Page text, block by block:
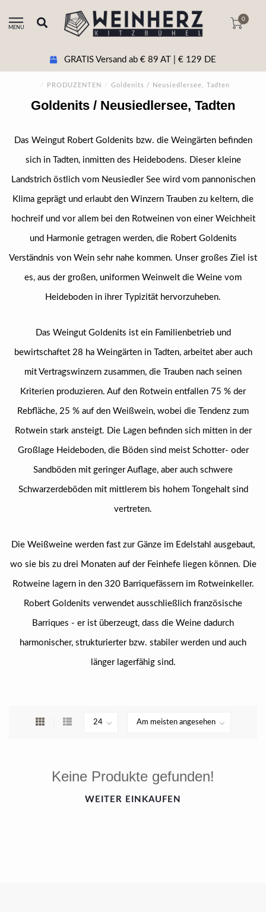
MENU
0
GRATIS Versand ab € 89 AT | € 129 DE
/ PRODUZENTEN / Goldenits / Neusiedlersee, Tadten
Goldenits / Neusiedlersee, Tadten
Das Weingut Robert Goldenits bzw. die Weingärten befinden
sich in Tadten, inmitten des Heidebodens. Dieser kleine
Landstrich östlich vom Neusiedler See wird vom pannonischen
Klima geprägt und erlaubt den Winzern Trauben zu keltern, die
hochreif und vor allem bei den Rotweinen von einer Weichheit
und Harmonie getragen werden, die Robert Goldenits
Verständnis von Wein sehr nahe kommen. Unser großes Ziel ist
es, aus der großen, uniformen Weinwelt die Weine vom
Heideboden in ihrer Typizität hervorzuheben.
Das Weingut Goldenits ist ein Familienbetrieb und
bewirtschaftet 28 ha Weingärten in Tadten, arbeitet aber auch
mit Vertragswinzern zusammen, die Trauben nach seinen
Kriterien produzieren. Auf den Rotwein entfallen 75 % der
Rebfläche, 25 % auf den Weißwein, wobei die Tendenz zum
Rotwein stark ansteigt. Die Lagen befinden sich mitten in der
Großlage Heideboden, die Böden sind meist Schotter- oder
Sandböden mit geringer Auflage, aber auch schwere
Schwarzerdeböden mit mittlerem bis hohem Tongehalt sind
vertreten.
Die Weißweine werden fast zur Gänze im Edelstahl ausgebaut,
wo sie bis zu drei Monaten auf der Feinhefe liegen können. Die
Rotweine lagern in den 320 Barriquefässern im Rotweinkeller.
Robert Goldenits verwendet ausschließlich französische
Barriques - er ist überzeugt, dass die Weine dadurch
harmonischer, strukturierter bzw. stabiler werden und auch
länger lagerfähig sind.
Keine Produkte gefunden!
WEITER EINKAUFEN